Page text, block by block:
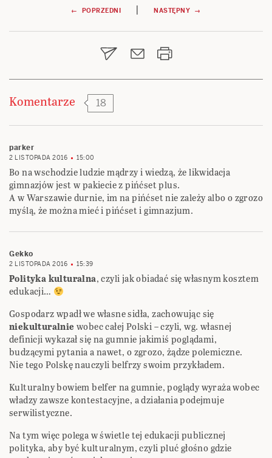
Nawigacja
wpisu
← POPRZEDNI | NASTĘPNY →
Komentarze 18
parker
2 LISTOPADA 2016 15:00
Bo na wschodzie ludzie mądrzy i wiedzą, że likwidacja
gimnazjów jest w pakiecie z pińćset plus.
A w Warszawie durnie, im na pińćset nie zależy albo o zgrozo
myślą, że można mieć i pińćset i gimnazjum.
Gekko
2 LISTOPADA 2016 15:39
Polityka kulturalna, czyli jak obiadać się własnym kosztem
edukacji…
Gospodarz wpadł we własne sidła, zachowując się
niekulturalniewobec całej Polski – czyli, wg. własnej
definicji wykazał się na gumnie jakimiś poglądami,
budzącymi pytania a nawet, o zgrozo, żądze polemiczne.
Nie tego Polskę nauczyli belfrzy swoim przykładem.
Kulturalny bowiem belfer na gumnie, poglądy wyraża wobec
władzy zawsze kontestacyjne, a działania podejmuje
serwilistyczne.
Na tym więc polega w świetle tej edukacji publicznej
polityka, aby być kulturalnym, czyli pluć głośno gdzie